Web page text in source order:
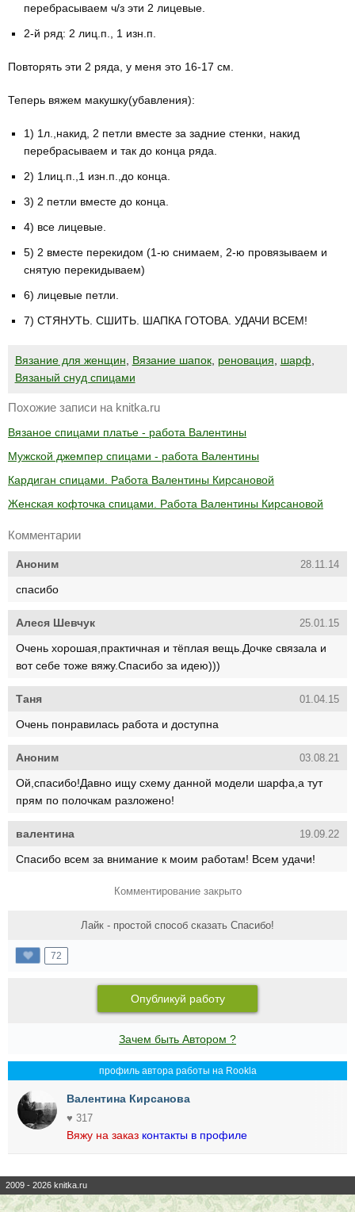
перебрасываем ч/з эти 2 лицевые.
2-й ряд: 2 лиц.п., 1 изн.п.
Повторять эти 2 ряда, у меня это 16-17 см.
Теперь вяжем макушку(убавления):
1) 1л.,накид, 2 петли вместе за задние стенки, накид
перебрасываем и так до конца ряда.
2) 1лиц.п.,1 изн.п.,до конца.
3) 2 петли вместе до конца.
4) все лицевые.
5) 2 вместе перекидом (1-ю снимаем, 2-ю провязываем и
снятую перекидываем)
6) лицевые петли.
7) СТЯНУТЬ. СШИТЬ. ШАПКА ГОТОВА. УДАЧИ ВСЕМ!
Вязание для женщин Вязание шапок, реновация шарф
Вязаный снуд спицами
Похожие записи на knitka.ru
Вязаное спицами платье - работа Валентины
Мужской джемпер спицами - работа Валентины
Кардиган спицами. Работа Валентины Кирсановой
Женская кофточка спицами. Работа Валентины Кирсановой
Комментарии
Аноним 28.11.14
спасибо
Алеся Шевчук 25.01.15
Очень хорошая,практичная и тёплая вещь.Дочке связала и
вот себе тоже вяжу.Спасибо за идею)))
Таня 01.04.15
Очень понравилась работа и доступна
Аноним 03.08.21
Ой,спасибо!Давно ищу схему данной модели шарфа,а тут
прям по полочкам разложено!
валентина 19.09.22
Спасибо всем за внимание к моим работам! Всем удачи!
Комментирование закрыто
Лайк - простой способ сказать Спасибо!
72
Опубликуй работу
Зачем быть Автором ?
профиль автора работы на Rookla
Валентина Кирсанова
♥ 317
Вяжу на заказ контакты в профиле
2009 - 2026 knitka.ru